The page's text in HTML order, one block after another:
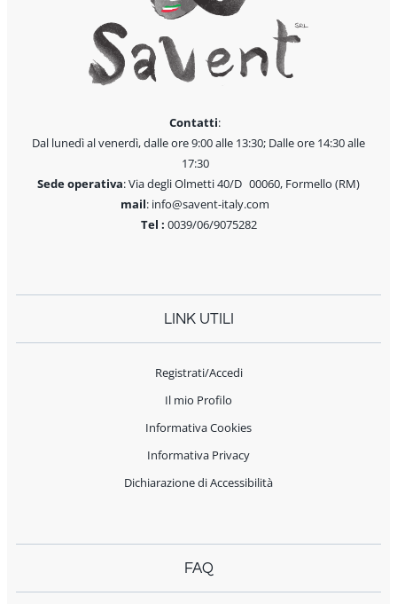
Contatti:
Dal lunedì al venerdì, dalle ore 9:00 alle 13:30; Dalle ore 14:30 alle
17:30
Sede operativa: Via degli Olmetti 40/D 00060, Formello (RM)
mail: info@savent-italy.com
Tel : 0039/06/9075282
LINK UTILI
Registrati/Accedi
Il mio Profilo
Informativa Cookies
Informativa Privacy
Dichiarazione di Accessibilità
FAQ